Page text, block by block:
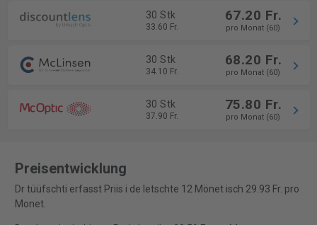
30 Stk
33.60 Fr.
67.20 Fr.
pro Monat (60)
30 Stk
34.10 Fr.
68.20 Fr.
pro Monat (60)
30 Stk
37.90 Fr.
75.80 Fr.
pro Monat (60)
Preisentwicklung
Dr tüüfschti erfasst Priis i de letschte 12 Mönet isch 29.93 Fr. pro
Monet.